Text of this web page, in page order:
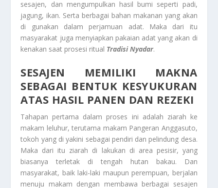
sesajen, dan mengumpulkan hasil bumi seperti padi,
jagung, ikan. Serta berbagai bahan makanan yang akan
di gunakan dalam perjamuan adat. Maka dari itu
masyarakat juga menyiapkan pakaian adat yang akan di
kenakan saat prosesi ritual Tradisi Nyadar.
SESAJEN MEMILIKI MAKNA
SEBAGAI BENTUK KESYUKURAN
ATAS HASIL PANEN DAN REZEKI
Tahapan pertama dalam proses ini adalah ziarah ke
makam leluhur, terutama makam Pangeran Anggasuto,
tokoh yang di yakini sebagai pendiri dan pelindung desa.
Maka dari itu ziarah di lakukan di area pesisir, yang
biasanya terletak di tengah hutan bakau. Dan
masyarakat, baik laki-laki maupun perempuan, berjalan
menuju makam dengan membawa berbagai sesajen